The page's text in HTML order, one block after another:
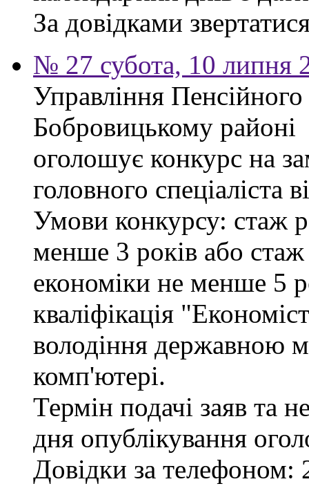
За довідками
№ 27 субота, 10 липня
Управління
Бобровицькому районі
оголошує конкурс на
головного спеціаліста
Умови конкурсу: стаж
менше 3 років або
економіки не менше 5
кваліфікація
володіння державною
комп'ютері.
Термін подачі заяв та
дня опублікування
Довідки за телефоном: